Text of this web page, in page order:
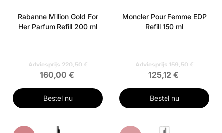
Rabanne Million Gold For
Her Parfum Refill 200 ml
Adviesprijs 220,50 €
160,00 €
Bestel nu
Moncler Pour Femme EDP
Refill 150 ml
Adviesprijs 159,50 €
125,12 €
Bestel nu